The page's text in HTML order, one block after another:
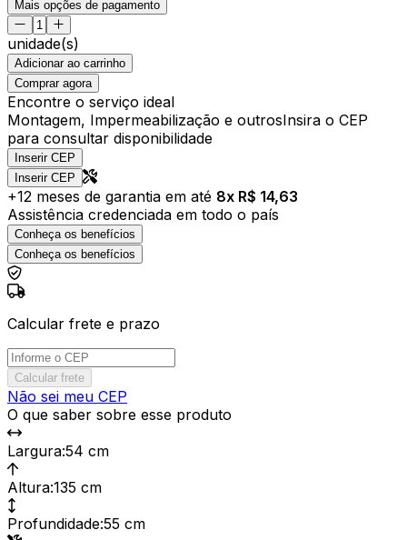
Mais opções de pagamento
unidade(s)
Adicionar ao carrinho
Comprar agora
Encontre o serviço ideal
Montagem, Impermeabilização e outrosInsira o CEP
para consultar disponibilidade
Inserir CEP
Inserir CEP
+12 meses de garantia em até 8x R$ 14,63
Assistência credenciada em todo o país
Conheça os benefícios
Conheça os benefícios
Calcular frete e prazo
Calcular frete
Não sei meu CEP
O que saber sobre esse produto
Largura:54 cm
Altura:135 cm
Profundidade:55 cm